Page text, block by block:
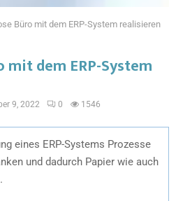
Büro mit dem ERP-System realisieren
mit dem ERP-System
9, 2022 0 1546
eines ERP-Systems Prozesse
und dadurch Papier wie auch